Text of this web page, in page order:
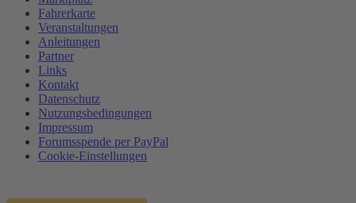
Fahrerkarte
Veranstaltungen
Anleitungen
Partner
Links
Kontakt
Datenschutz
Nutzungsbedingungen
Impressum
Forumsspende per PayPal
Cookie-Einstellungen